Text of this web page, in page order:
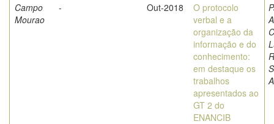
Campo
Mourao
- Out-2018
O protocolo
verbal e a
organização da
informação e do
conhecimento:
em destaque os
trabalhos
apresentados ao
GT 2 do
ENANCIB